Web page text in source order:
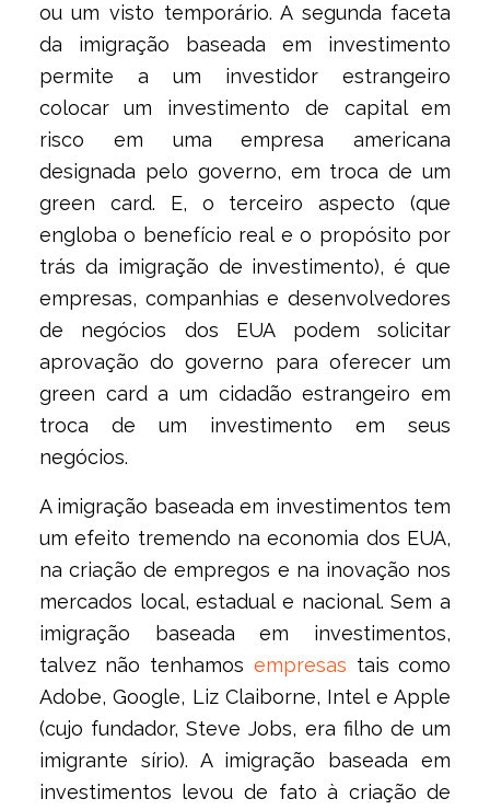
ou um visto temporário. A segunda faceta
da imigração baseada em investimento
permite a um investidor estrangeiro
colocar um investimento de capital em
risco em uma empresa americana
designada pelo governo, em troca de um
green card. E, o terceiro aspecto (que
engloba o benefício real e o propósito por
trás da imigração de investimento), é que
empresas, companhias e desenvolvedores
de negócios dos EUA podem solicitar
aprovação do governo para oferecer um
green card a um cidadão estrangeiro em
troca de um investimento em seus
negócios.
A imigração baseada em investimentos tem
um efeito tremendo na economia dos EUA,
na criação de empregos e na inovação nos
mercados local, estadual e nacional. Sem a
imigração baseada em investimentos,
talvez não tenhamos empresas tais como
Adobe, Google, Liz Claiborne, Intel e Apple
(cujo fundador, Steve Jobs, era filho de um
imigrante sírio). A imigração baseada em
investimentos levou de fato à criação de